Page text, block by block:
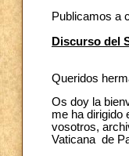
Publicamos a
Discurso del
Queridos
Os doy la
me ha dirigido
vosotros,
Vaticana de